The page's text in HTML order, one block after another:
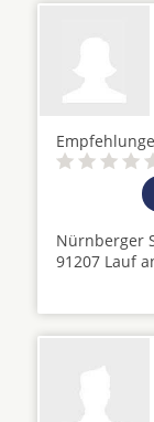
Nürnberger
91207 Lauf